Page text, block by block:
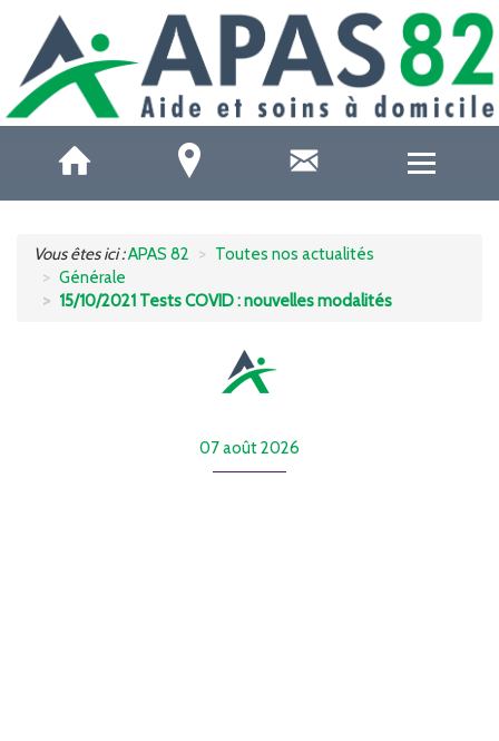
ACCUEILS DE JOUR
SOINS ET SANTÉ
Vous êtes ici :APAS 82
Toutes nos actualités
Générale
15/10/2021 Tests COVID : nouvelles modalités
07 août 2026